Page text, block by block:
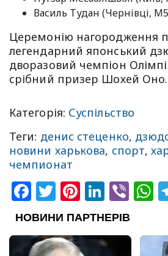
Василь Тудан (Чернівці,
Церемонію нагородження
легендарний японський
дворазовий чемпіон
срібний призер Шохей Оно.
Категорія: Суспільство
Теги: денис стеценко,
новини харькова, спорт,
чемпионат
Facebook
Twitter
Pinterest